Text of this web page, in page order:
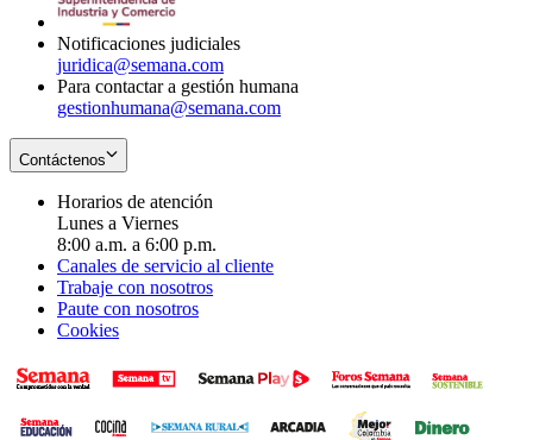
Notificaciones judiciales
juridica@semana.com
Para contactar a gestión humana
gestionhumana@semana.com
Contáctenos
Horarios de atención
Lunes a Viernes
8:00 a.m. a 6:00 p.m.
Canales de servicio al cliente
Trabaje con nosotros
Paute con nosotros
Cookies